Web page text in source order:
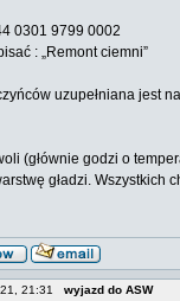
0301 9799 0002
: „Remont ciemni”
uzupełniana jest
(głównie godzi o
gładzi.
21, 21:31 wyjazd do ASW